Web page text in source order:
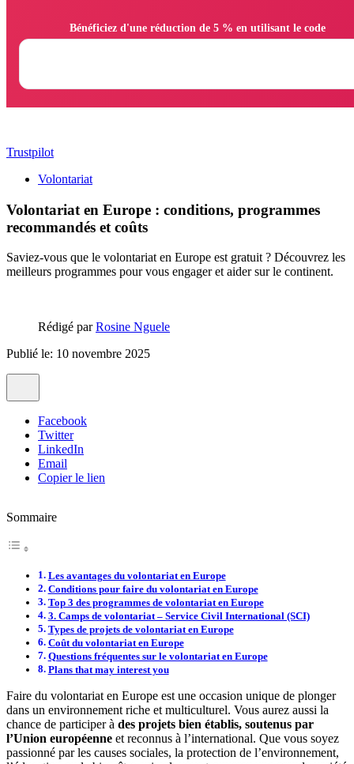
Trustpilot
Volontariat
Volontariat en Europe : conditions, programmes
recommandés et coûts
Saviez-vous que le volontariat en Europe est gratuit ? Découvrez les
meilleurs programmes pour vous engager et aider sur le continent.
Rédigé parRosine Nguele
Publié le: 10 novembre 2025
Facebook
Twitter
LinkedIn
Email
Copier le lien
Sommaire
Les avantages du volontariat en Europe
Conditions pour faire du volontariat en Europe
Top 3 des programmes de volontariat en Europe
3. Camps de volontariat – Service Civil International (SCI)
Types de projets de volontariat en Europe
Coût du volontariat en Europe
Questions fréquentes sur le volontariat en Europe
Plans that may interest you
Faire du volontariat en Europe est une occasion unique de plonger
dans un environnement riche et multiculturel. Vous aurez aussi la
chance de participer à des projets bien établis, soutenus par
l’Union européenne et reconnus à l’international. Que vous soyez
passionné par les causes sociales, la protection de l’environnement,